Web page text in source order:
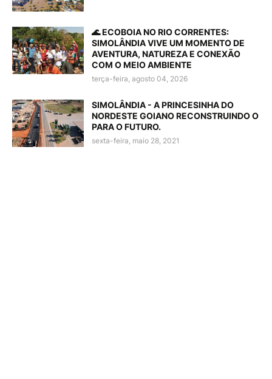
🌊 ECOBOIA NO RIO CORRENTES:
SIMOLÂNDIA VIVE UM MOMENTO DE
AVENTURA, NATUREZA E CONEXÃO
COM O MEIO AMBIENTE
terça-feira, agosto 04, 2026
SIMOLÂNDIA - A PRINCESINHA DO
NORDESTE GOIANO RECONSTRUINDO O
PARA O FUTURO.
sexta-feira, maio 28, 2021